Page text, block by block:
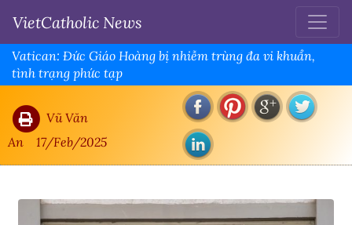
VietCatholic News
Vatican: Đức Giáo Hoàng bị nhiễm trùng đa vi khuẩn,
tình trạng phức tạp
Vũ Văn
An
17/Feb/2025